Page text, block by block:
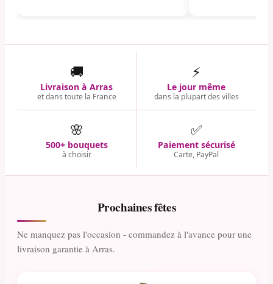
🚚
Livraison à Arras
et dans toute la France
⚡
Le jour même
dans la plupart des villes
🌸
500+ bouquets
à choisir
✅
Paiement sécurisé
Carte, PayPal
Prochaines fêtes
Ne manquez pas l'occasion - commandez à l'avance pour une
livraison garantie à Arras.